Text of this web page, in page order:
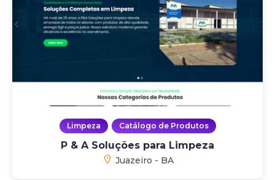
Limpeza Catálogo de Produtos
P & A Soluções para Limpeza
Juazeiro - BA